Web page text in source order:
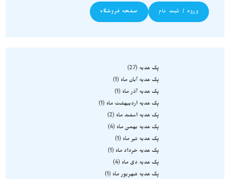
ورود / ثبت نام صفحه فروشگاه
پک هدیه
27
پک هدیه آبان ماه
1
پک هدیه آذر ماه
1
پک هدیه اردیبهشت ماه
1
پک هدیه اسفند ماه
2
پک هدیه بهمن ماه
4
پک هدیه تیر ماه
1
پک هدیه خرداد ماه
1
پک هدیه دی ماه
4
پک هدیه شهریور ماه
1